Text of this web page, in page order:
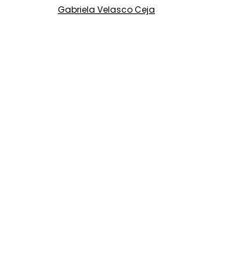
Gabriela Velasco Ceja